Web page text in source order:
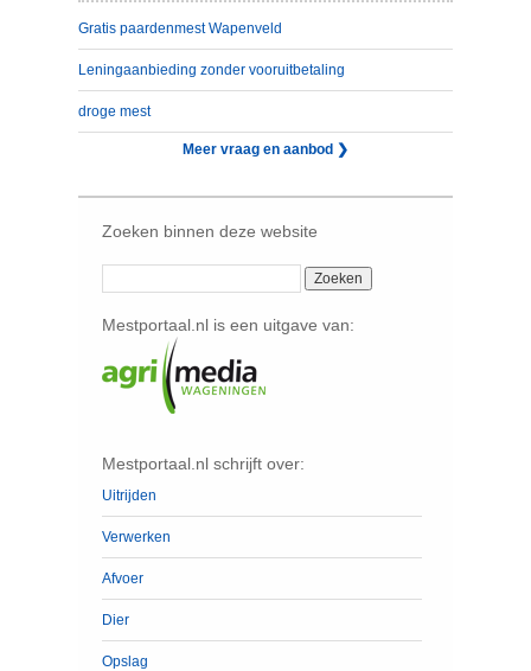
Gratis paardenmest Wapenveld
Leningaanbieding zonder vooruitbetaling
droge mest
Meer vraag en aanbod ❯
Zoeken binnen deze website
Mestportaal.nl is een uitgave van:
Mestportaal.nl schrijft over:
Uitrijden
Verwerken
Afvoer
Dier
Opslag